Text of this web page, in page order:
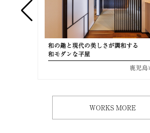
和の趣と現代の美しさが調和する
和モダンな平屋
鹿児
WORKS MORE